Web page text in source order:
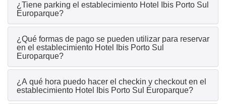
¿Tiene parking el establecimiento Hotel Ibis Porto Sul
Europarque?
¿Qué formas de pago se pueden utilizar para reservar
en el establecimiento Hotel Ibis Porto Sul
Europarque?
¿A qué hora puedo hacer el checkin y checkout en el
establecimiento Hotel Ibis Porto Sul Europarque?